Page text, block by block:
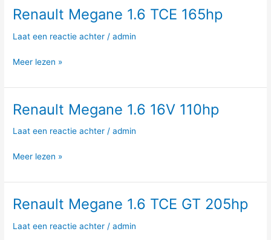
Renault Megane 1.6 TCE 165hp
Laat een reactie achter /admin
Renault
1.6
165hp
Meer lezen »
Renault Megane 1.6 16V 110hp
Laat een reactie achter /admin
Renault
1.6
110hp
Meer lezen »
Renault Megane 1.6 TCE GT 205hp
Laat een reactie achter /admin
Renault
1.6